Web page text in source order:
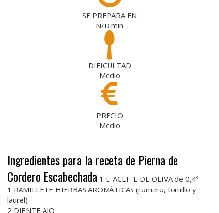
SE PREPARA EN
N/D min
DIFICULTAD
Medio
PRECIO
Medio
Ingredientes para la receta de Pierna de
Cordero Escabechada 1 L. ACEITE DE OLIVA de 0,4º
1 RAMILLETE HIERBAS AROMÁTICAS (romero, tomillo y
laurel)
2 DIENTE AJO